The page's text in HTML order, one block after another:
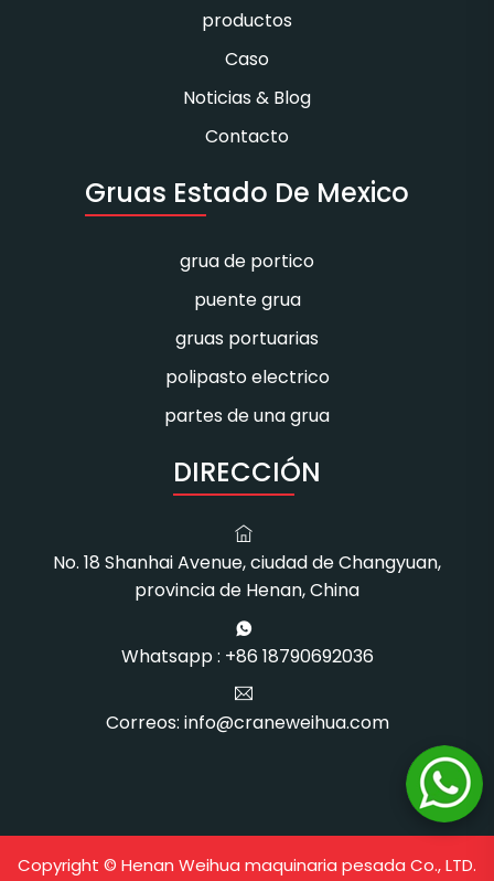
productos
Caso
Noticias & Blog
Contacto
Gruas Estado De Mexico
grua de portico
puente grua
gruas portuarias
polipasto electrico
partes de una grua
DIRECCIÓN
No. 18 Shanhai Avenue, ciudad de Changyuan,
provincia de Henan, China
Whatsapp : +86 18790692036
Correos: info@craneweihua.com
Copyright © Henan Weihua maquinaria pesada Co., LTD.